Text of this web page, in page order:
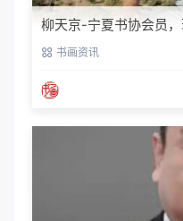
柳天京-宁夏书协会员
书画资讯